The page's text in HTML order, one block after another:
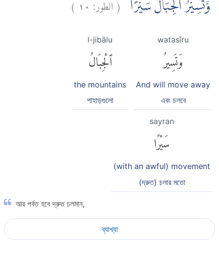
وَّتَسِيْرُ الْجِبَالُ سَيْرًاۗ
watasīru
وَتَسِيرُ
And will move away
এবং চলবে
l-jibālu
ٱلْجِبَالُ
the mountains
পাহাড়গুলো
sayran
سَيْرًا
(with an awful) movement
(দ্রুত) চলার মতো
আর পর্বত হবে দ্রুত চলমান,
ব্যাখ্যা